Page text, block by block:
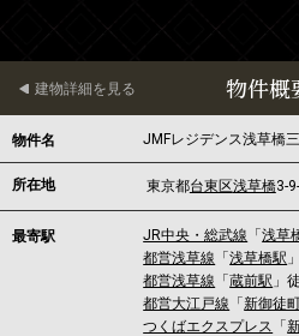
物件概
建物詳細を見る
物件名 JMFレジデンス浅草橋
所在地 東京都台東区浅草橋3-
最寄駅 JR中央・総武線 「浅草
都営浅草線 「浅草橋駅
都営浅草線 「蔵前駅 」
都営大江戸線 「新御徒
つくばエクスプレス 「